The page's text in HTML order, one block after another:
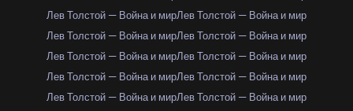
Лев Толстой — Война и мирЛев Толстой — Война и мир
Лев Толстой — Война и мирЛев Толстой — Война и мир
Лев Толстой — Война и мирЛев Толстой — Война и мир
Лев Толстой — Война и мирЛев Толстой — Война и мир
Лев Толстой — Война и мирЛев Толстой — Война и мир